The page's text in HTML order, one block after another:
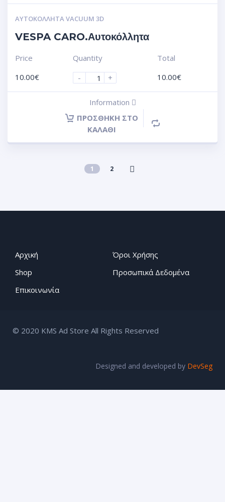
ΑΥΤΟΚΌΛΛΗΤΑ VACUUM 3D
VESPA CARO.Αυτοκόλλητα
Price
10.00€
Quantity
-
+
Total
10.00€
Information
ΠΡΟΣΘΉΚΗ ΣΤΟ
ΚΑΛΆΘΙ
1 2
Αρχική
Shop
Επικοινωνία
Όροι Χρήσης
Προσωπικά Δεδομένα
© 2020 KMS Ad Store All Rights Reserved
Designed and developed by DevSeg